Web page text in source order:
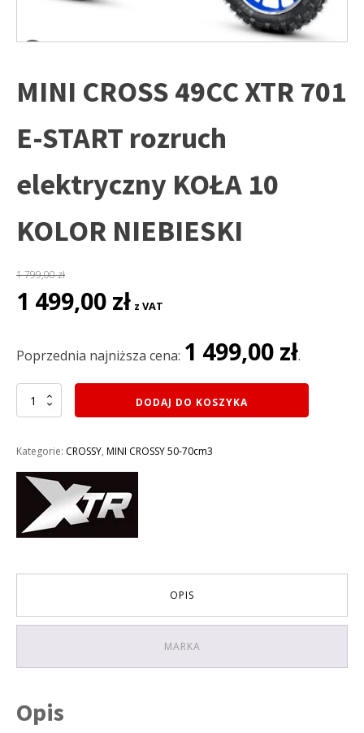
MINI CROSS 49CC XTR 701
E-START rozruch
elektryczny KOŁA 10
KOLOR NIEBIESKI
1 799,00zł
Pierwotna
cena
1
1 499,00 zł cena
1
z VAT
Poprzednia najniższa cena: 1 499,00 zł.
ilość
MINI
XTR
701
rozruch
elektryczny
DODAJ DO KOSZYKA
Kategorie: CROSSY, MINI CROSSY 50-70cm3
OPIS
MARKA
Opis